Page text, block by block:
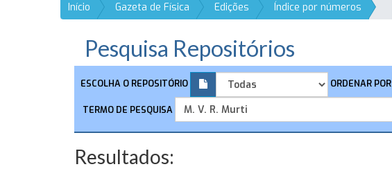
Início Gazeta de Física Edições Índice por números
Pesquisa Repositórios
ESCOLHA O REPOSITÓRIO ORDENAR POR
TERMO DE PESQUISA
Resultados: